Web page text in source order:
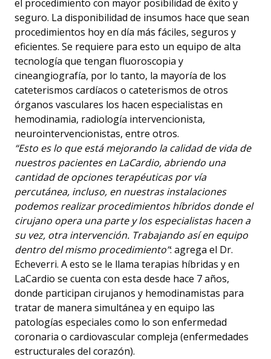
el procedimiento con mayor posibilidad de éxito y
seguro. La disponibilidad de insumos hace que sean
procedimientos hoy en día más fáciles, seguros y
eficientes. Se requiere para esto un equipo de alta
tecnología que tengan fluoroscopia y
cineangiografía, por lo tanto, la mayoría de los
cateterismos cardíacos o cateterismos de otros
órganos vasculares los hacen especialistas en
hemodinamia, radiología intervencionista,
neurointervencionistas, entre otros.
“Esto es lo que está mejorando la calidad de vida de
nuestros pacientes en LaCardio, abriendo una
cantidad de opciones terapéuticas por vía
percutánea, incluso, en nuestras instalaciones
podemos realizar procedimientos híbridos donde el
cirujano opera una parte y los especialistas hacen a
su vez, otra intervención. Trabajando así en equipo
dentro del mismo procedimiento”: agrega el Dr.
Echeverri. A esto se le llama terapias híbridas y en
LaCardio se cuenta con esta desde hace 7 años,
donde participan cirujanos y hemodinamistas para
tratar de manera simultánea y en equipo las
patologías especiales como lo son enfermedad
coronaria o cardiovascular compleja (enfermedades
estructurales del corazón).